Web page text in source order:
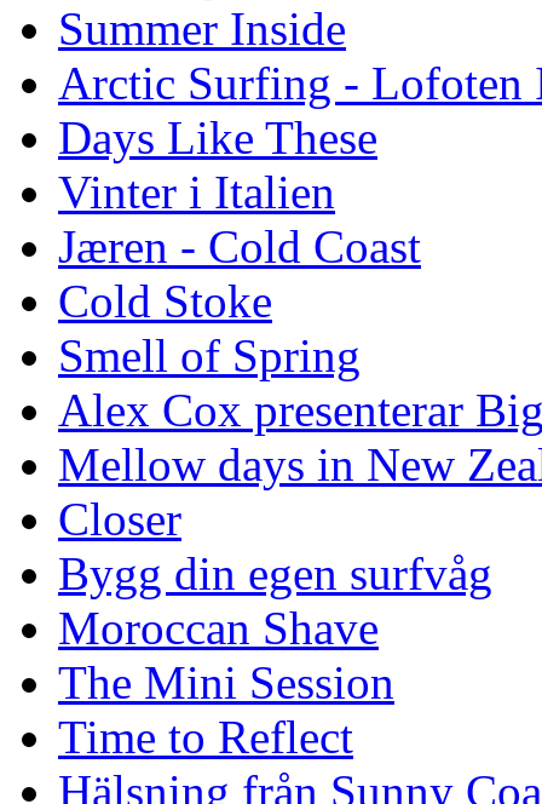
Summer Inside
Arctic Surfing - Lofoten
Days Like These
Vinter i Italien
Jæren - Cold Coast
Cold Stoke
Smell of Spring
Alex Cox presenterar
Mellow days in New
Closer
Bygg din egen surfvåg
Moroccan Shave
The Mini Session
Time to Reflect
Hälsning från Sunny